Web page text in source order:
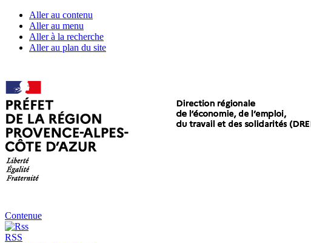
Aller au contenu
Aller au menu
Aller à la recherche
Aller au plan du site
Contenue
RSS